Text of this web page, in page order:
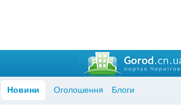
Новини Оголошення Блоги